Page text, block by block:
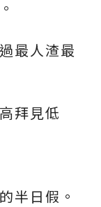
最人渣最
拜見低
半日假。